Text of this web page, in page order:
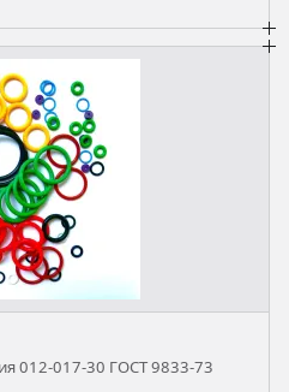
012-017-30 ГОСТ 9833-73